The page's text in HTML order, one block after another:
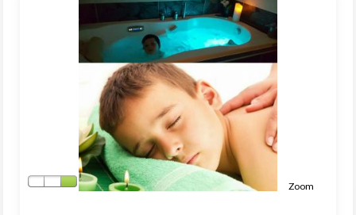
Zoom